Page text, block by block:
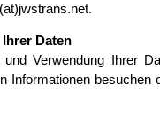
Daten
Verwendung Ihrer
Informationen